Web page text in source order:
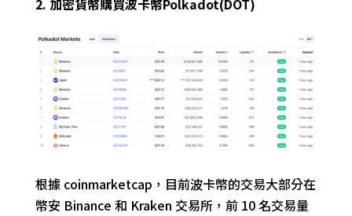
2. 加密貨幣購買波卡幣Polkadot(DOT)
根據 coinmarketcap，目前波卡幣的交易大部分在
幣安 Binance 和 Kraken 交易所，前 10 名交易量